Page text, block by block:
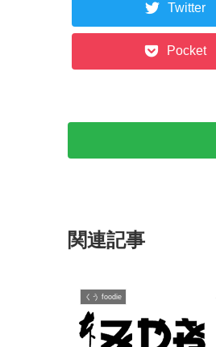
Twitter
Pocket
関連記事
くう foodie